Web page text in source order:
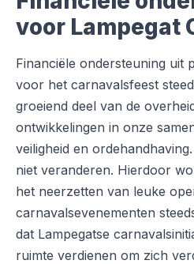
voor Lampegat
Financiële ondersteuning uit
voor het carnavalsfeest
groeiend deel van de
ontwikkelingen in onze
veiligheid en
niet veranderen. Hierdoor
het neerzetten van leuke
carnavalsevenementen
dat Lampegatse
ruimte verdienen om zich